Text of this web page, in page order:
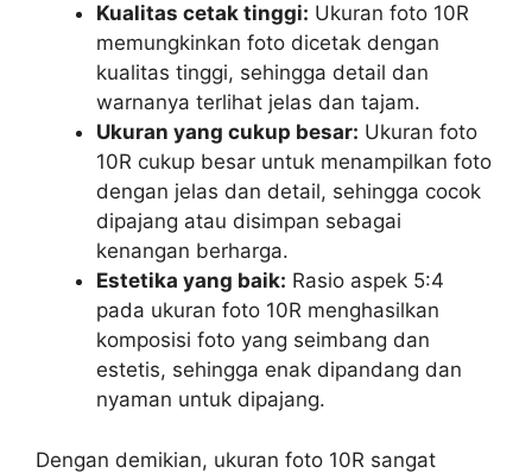
Kualitas cetak tinggi: Ukuran foto 10R
memungkinkan foto dicetak dengan
kualitas tinggi, sehingga detail dan
warnanya terlihat jelas dan tajam.
Ukuran yang cukup besar: Ukuran foto
10R cukup besar untuk menampilkan foto
dengan jelas dan detail, sehingga cocok
dipajang atau disimpan sebagai
kenangan berharga.
Estetika yang baik: Rasio aspek 5:4
pada ukuran foto 10R menghasilkan
komposisi foto yang seimbang dan
estetis, sehingga enak dipandang dan
nyaman untuk dipajang.
Dengan demikian, ukuran foto 10R sangat